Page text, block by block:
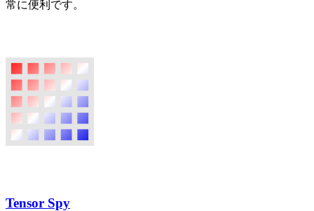
常に便利です。
Tensor Spy